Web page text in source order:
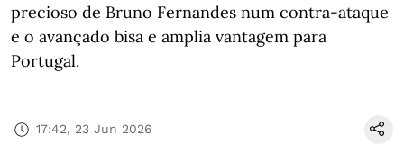
precioso de Bruno Fernandes num contra-ataque
e o avançado bisa e amplia vantagem para
Portugal.
17:42, 23 Jun 2026